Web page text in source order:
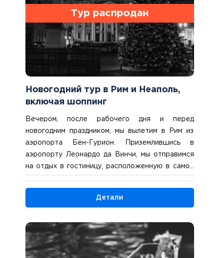
Тур распродан
Новогодний тур в Рим и Неаполь,
включая шоппинг
Вечером, после рабочего дня и перед
новогодним праздником, мы вылетим в Рим из
аэропорта Бен-Гурион. Приземлившись в
аэропорту Леонардо да Винчи, мы отправимся
на отдых в гостиницу, расположенную в самом
праздничные дни! Это самое удобное место для
того, чтобы видеть уличные новогодние гуляния,
экскурсий по городу. Ради этой уникальной
возможности жить в самом центре стоит ехать
в Рим накануне Нового года. 4 ночи в центре
Детали